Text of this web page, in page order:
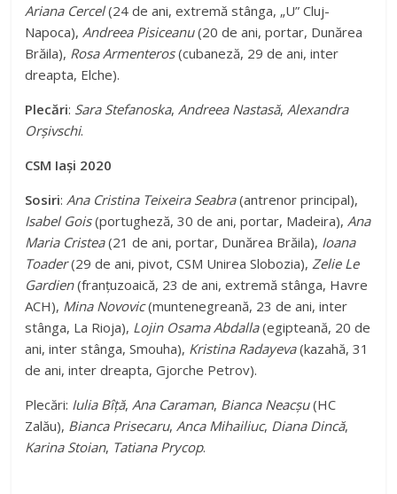
Ariana Cercel(24 de ani, extremă stânga, „U” Cluj-
Napoca),Andreea Pisiceanu(20 de ani, portar, Dunărea
Brăila), Rosa Armenteros(cubaneză, 29 de ani, inter
dreapta, Elche).
Plecări: Sara Stefanoska,Andreea Nastasă,Alexandra
Orșivschi.
CSM Iași 2020
Sosiri:Ana Cristina Teixeira Seabra(antrenor principal),
Isabel Gois(portugheză, 30 de ani, portar, Madeira),Ana
Maria Cristea(21 de ani, portar, Dunărea Brăila), Ioana
Toader(29 de ani, pivot, CSM Unirea Slobozia),Zelie Le
Gardien(franțuzoaică, 23 de ani, extremă stânga, Havre
ACH), Mina Novovic(muntenegreană, 23 de ani, inter
stânga, La Rioja), Lojin Osama Abdalla(egipteană, 20 de
ani, inter stânga, Smouha), Kristina Radayeva(kazahă, 31
de ani, inter dreapta, Gjorche Petrov).
Plecări: Iulia Bîță,Ana Caraman, Bianca Neacșu(HC
Zalău), Bianca Prisecaru,Anca Mihailiuc, Diana Dincă,
Karina Stoian, Tatiana Prycop.